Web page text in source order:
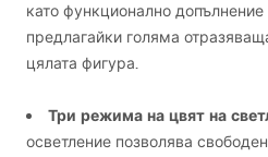
като функционално
предлагайки голяма
цялата фигура.
Три режима на цвят на
осветление позволява